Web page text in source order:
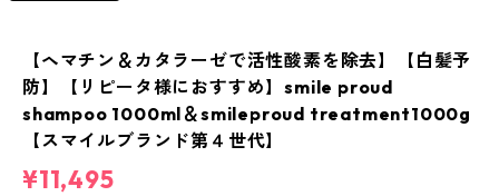
【ヘマチン＆カタラーゼで活性酸素を除去】【白髪予
防】【リピータ様におすすめ】smile proud
shampoo 1000ml＆smileproud treatment1000g
【スマイルブランド第４世代】
¥11,495